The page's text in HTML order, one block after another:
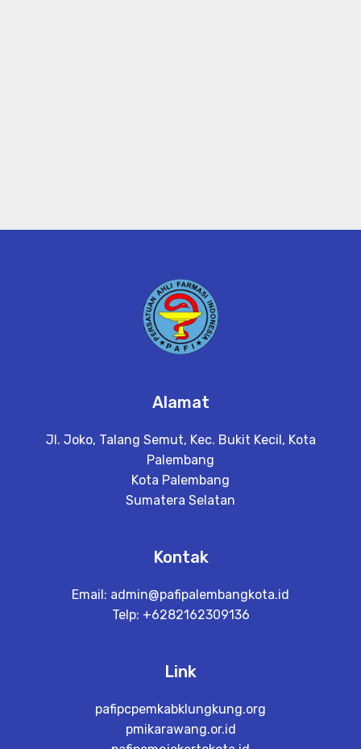
Alamat
Jl. Joko, Talang Semut, Kec. Bukit Kecil, Kota
Palembang
Kota Palembang
Sumatera Selatan
Kontak
Email: admin@pafipalembangkota.id
Telp: +6282162309136
Link
pafipcpemkabklungkung.org
pmikarawang.or.id